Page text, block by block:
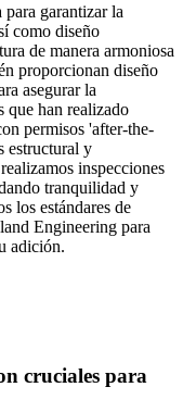
garantizar la
como diseño
de manera armoniosa
proporcionan diseño
asegurar la
que han realizado
permisos 'after-the-
estructural y
inspecciones
tranquilidad y
los estándares de
Engineering para
adición.
cruciales para